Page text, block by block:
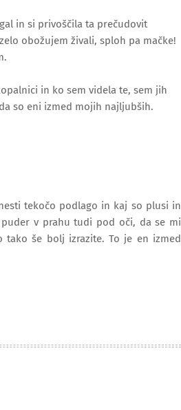
in si privoščila ta prečudovit
obožujem živali, sploh pa mačke!
in ko sem videla te, sem jih
so eni izmed mojih najljubših.
tekočo podlago in kaj so plusi in
v prahu tudi pod oči, da se mi
še bolj izrazite. To je en izmed